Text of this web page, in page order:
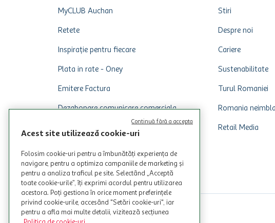
MyCLUB Auchan
Retete
Inspirație pentru fiecare
Plata in rate - Oney
Emitere Factura
Dezabonare comunicare comerciala
Stiri
Despre noi
Cariere
Sustenabilitate
Turul Romaniei
Romania
Retail Media
Acest site utilizează cookie-uri
Folosim cookie-uri pentru a îmbunătăți experiența de
navigare, pentru a optimiza campaniile de marketing și
pentru a analiza traficul pe site. Selectând „Acceptă
toate cookie-urile”, îți exprimi acordul pentru utilizarea
acestora. Poți gestiona în orice moment preferințele
privind cookie-urile, accesând "Setări cookie-uri", iar
pentru a afla mai multe detalii, vizitează secțiunea
Continuă fără a accepta